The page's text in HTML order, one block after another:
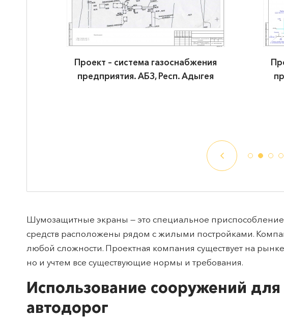
Шумозащитные экраны — это специальное
средств расположены рядом с жилыми постройками.
любой сложности. Проектная компания существует на
но и учтем все существующие нормы и требования.
Использование сооружений
автодорог
Проект – система газоснабжения
предприятия. АБЗ, Респ. Адыгея